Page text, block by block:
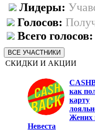
Лидеры:
Голосов:
Всего голосов:
ВСЕ УЧАСТНИКИ
СКИДКИ И АКЦИИ
как
карту
Жених
Невеста